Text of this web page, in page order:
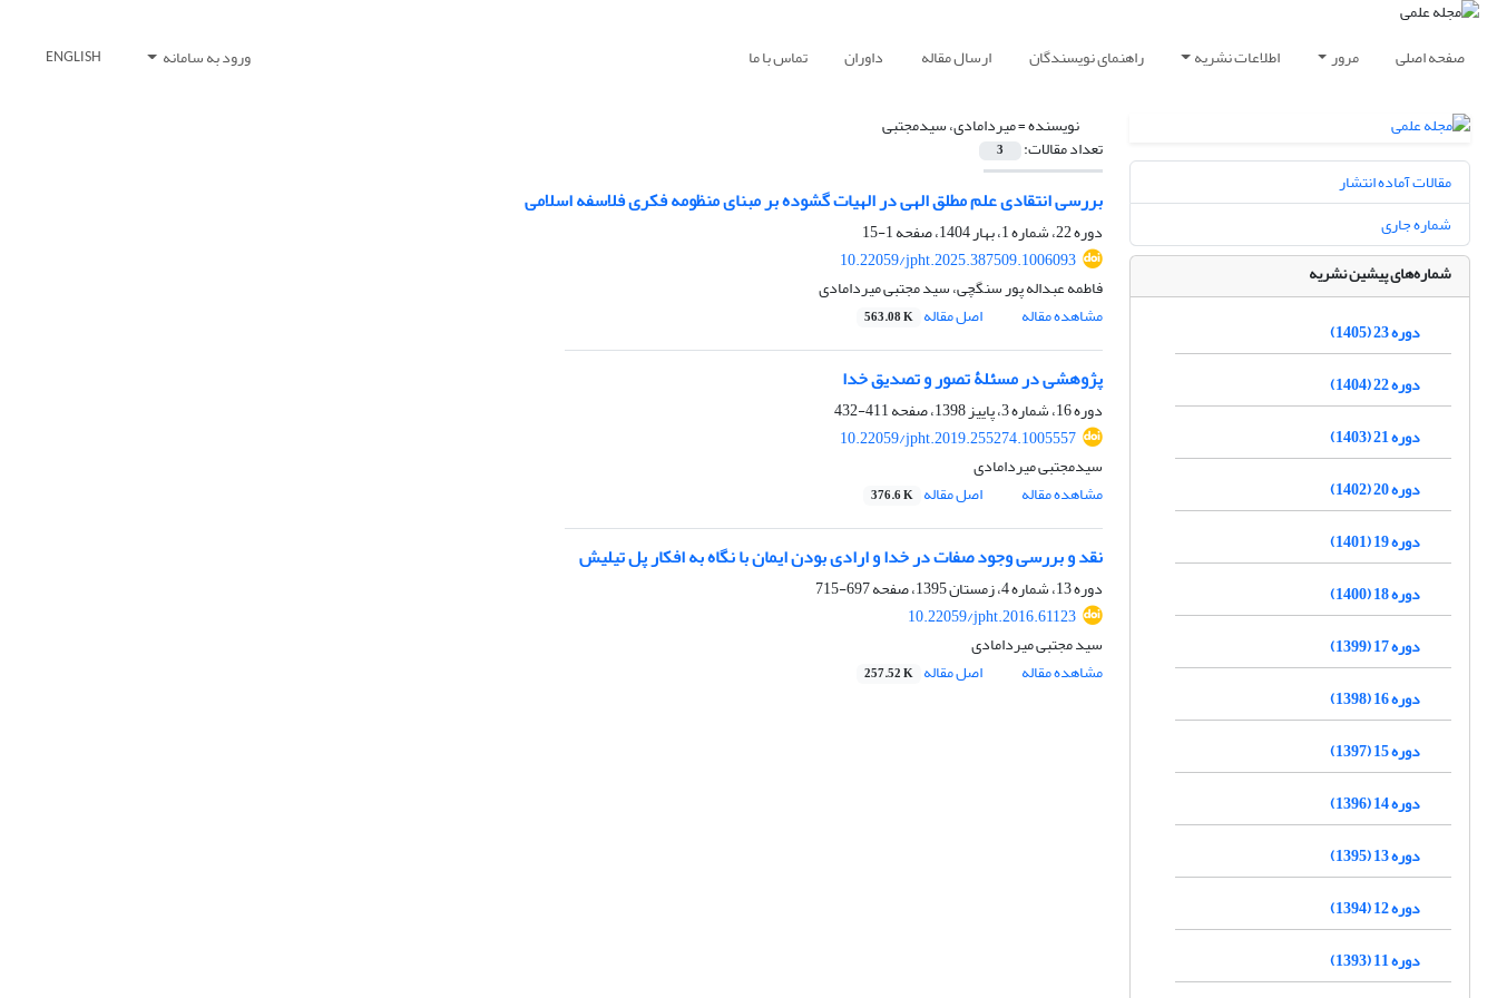
صفحه اصلی مرور اطلاعات نشریه راهنمای نویسندگان ارسال مقاله داوران تماس با ما ورود به سامانه ENGLISH
نویسنده =میردامادی، سیدمجتبی
تعداد مقالات: 3
بررسی انتقادی علم مطلق الهی در الهیات گشوده بر مبنای منظومه فکری فلاسفه اسلامی
دوره 22، شماره 1، بهار 1404، صفحه
1-15
10.22059/jpht.2025.387509.1006093
فاطمه عبداله پور سنگچی، سید مجتبی میردامادی
مشاهده مقاله
اصل مقاله 563.08 K
پژوهشی در مسئلۀ تصور و تصدیق خدا
دوره 16، شماره 3، پاییز 1398، صفحه
411-432
10.22059/jpht.2019.255274.1005557
سیدمجتبی میردامادی
مشاهده مقاله
اصل مقاله 376.6 K
نقد و بررسی وجود صفات در خدا و ارادی بودن ایمان با نگاه به افکار پل تیلیش
دوره 13، شماره 4، زمستان 1395، صفحه
697-715
10.22059/jpht.2016.61123
سید مجتبی میردامادی
مشاهده مقاله
اصل مقاله 257.52 K
مقالات آماده انتشار
شماره جاری
شماره‌های پیشین نشریه
دوره 23 (1405)
دوره 22 (1404)
دوره 21 (1403)
دوره 20 (1402)
دوره 19 (1401)
دوره 18 (1400)
دوره 17 (1399)
دوره 16 (1398)
دوره 15 (1397)
دوره 14 (1396)
دوره 13 (1395)
دوره 12 (1394)
دوره 11 (1393)